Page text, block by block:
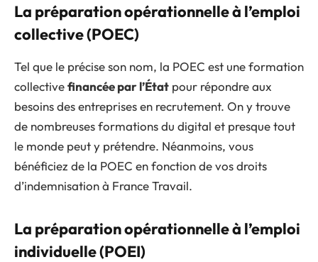
La préparation opérationnelle à l’emploi
collective (POEC)
Tel que le précise son nom, la POEC est une formation
collectivefinancée par l’État pour répondre aux
besoins des entreprises en recrutement. On y trouve
de nombreuses formations du digital et presque tout
le monde peut y prétendre. Néanmoins, vous
bénéficiez de la POEC en fonction de vos droits
d’indemnisation à France Travail.
La préparation opérationnelle à l’emploi
individuelle (POEI)